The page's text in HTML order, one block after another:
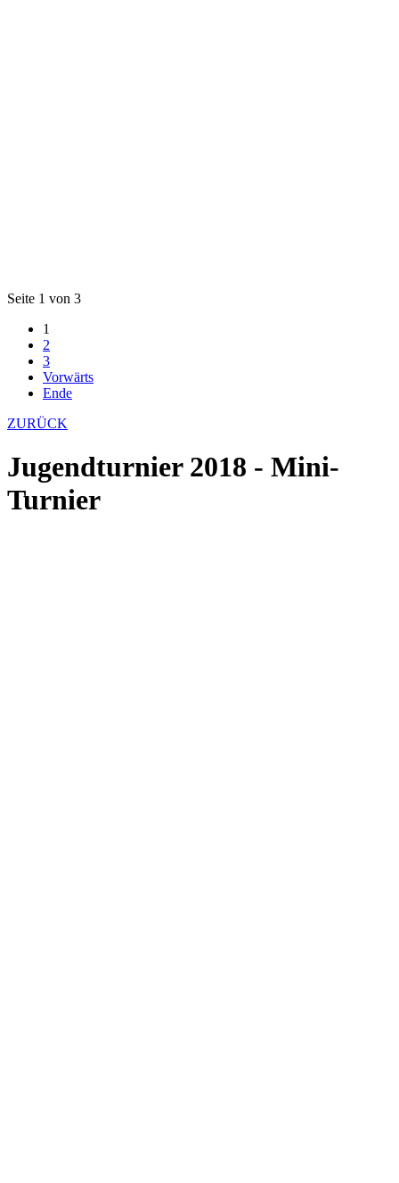
Seite 1 von 3
1
2
3
Vorwärts
Ende
ZURÜCK
Jugendturnier 2018 - Mini-
Turnier